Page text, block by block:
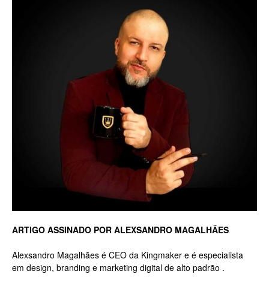
Padrão,
e
Luxo
na
ARTIGO ASSINADO POR ALEXSANDRO MAGALHÃES
Alexsandro Magalhães é CEO da Kingmaker e é especialista
em design, branding e marketing digital de alto padrão .